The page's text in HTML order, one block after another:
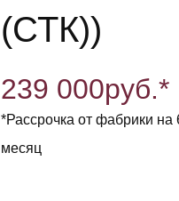
(СТК))
239 000руб.*
*Рассрочка от фабрики на
месяц